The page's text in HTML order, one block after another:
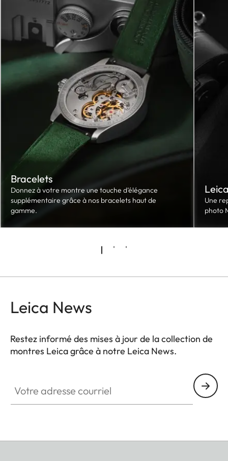
Bracelets
Donnez à votre montre une touche d’élégance
supplémentaire grâce à nos bracelets haut de
gamme.
Une
photo
Leica News
Restez informé des mises à jour de la collection de
montres Leica grâce à notre Leica News.